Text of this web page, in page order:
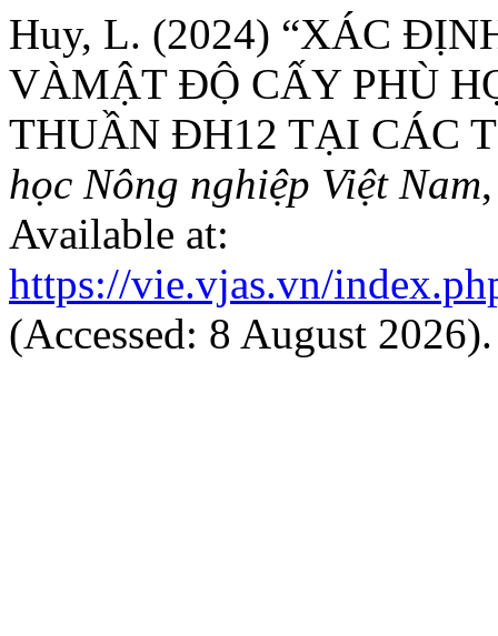
Huy, L. (2024) “XÁC
VÀMẬT ĐỘ CẤY PHÙ
THUẦN ĐH12 TẠI CÁC
học Nông nghiệp Việt Nam
Available at:
https://vie.vjas.vn/
(Accessed: 8 August 2026).